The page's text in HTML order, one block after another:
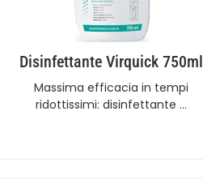
Disinfettante Virquick 750ml
Massima efficacia in tempi
ridottissimi: disinfettante …